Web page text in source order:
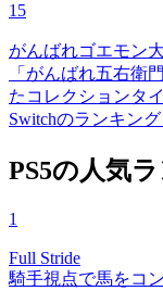
15
がんばれゴエモン
「がんばれ五右衛
たコレクションタ
Switchのランキン
PS5の人気
1
Full Stride
騎手視点で馬をコ